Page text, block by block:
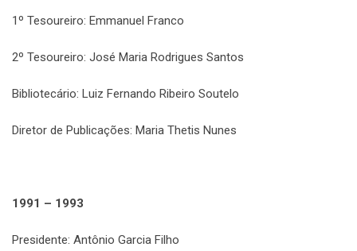
1º Tesoureiro: Emmanuel Franco
2º Tesoureiro: José Maria Rodrigues Santos
Bibliotecário: Luiz Fernando Ribeiro Soutelo
Diretor de Publicações: Maria Thetis Nunes
1991 – 1993
Presidente: Antônio Garcia Filho